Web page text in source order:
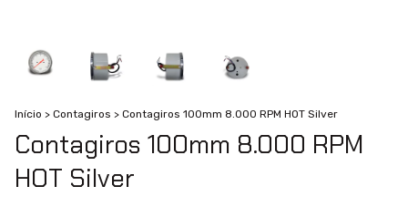
Início > Contagiros > Contagiros 100mm 8.000 RPM HOT Silver
Contagiros 100mm 8.000 RPM
HOT Silver